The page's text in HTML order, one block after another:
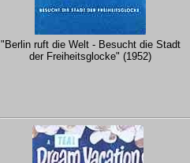
"Berlin ruft die Welt - Besucht die Stadt
der Freiheitsglocke" (1952)